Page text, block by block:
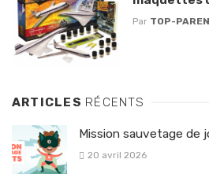
Par TOP-
ARTICLES RÉCENTS
Mission sauvetage de
20 avril 2026